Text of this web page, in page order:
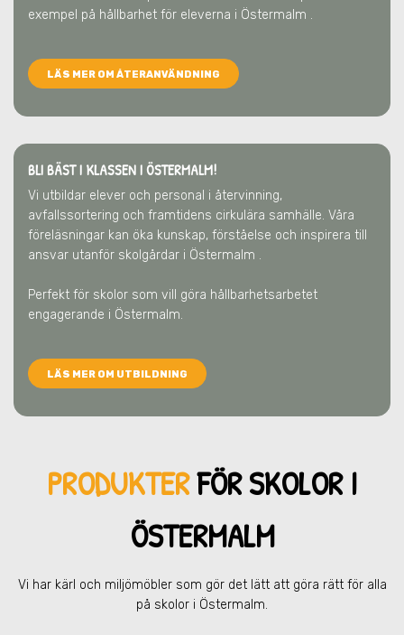
exempel på hållbarhet för eleverna i Östermalm .
LÄS MER OM ÅTERANVÄNDNING
BLI BÄST I KLASSEN I ÖSTERMALM!
Vi utbildar elever och personal i återvinning,
avfallssortering och framtidens cirkulära samhälle. Våra
föreläsningar kan öka kunskap, förståelse och inspirera till
ansvar utanför skolgårdar i Östermalm .
Perfekt för skolor som vill göra hållbarhetsarbetet
engagerande i Östermalm.
LÄS MER OM UTBILDNING
PRODUKTERFÖR SKOLOR I
ÖSTERMALM
Vi har kärl och miljömöbler som gör det lätt att göra rätt för alla
på skolor i Östermalm.